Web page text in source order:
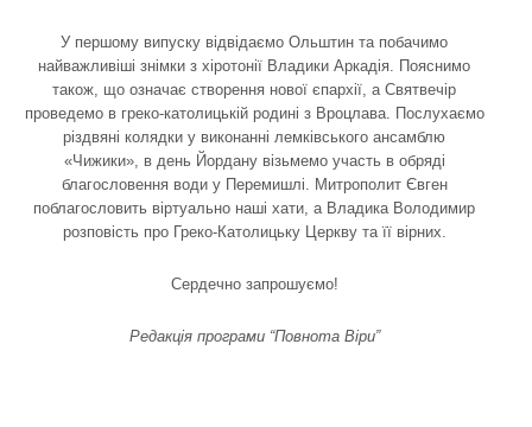
У першому випуску відвідаємо Ольштин та побачимо
найважливіші знімки з хіротонії Владики Аркадія. Пояснимо
також, що означає створення нової єпархії, а Святвечір
проведемо в греко-католицькій родині з Вроцлава. Послухаємо
різдвяні колядки у виконанні лемківського ансамблю
«Чижики», в день Йордану візьмемо участь в обряді
благословення води у Перемишлі. Митрополит Євген
поблагословить віртуально наші хати, а Владика Володимир
розповість про Греко-Католицьку Церкву та її вірних.
Сердечно запрошуємо!
Редакція програми “Повнота Віри”